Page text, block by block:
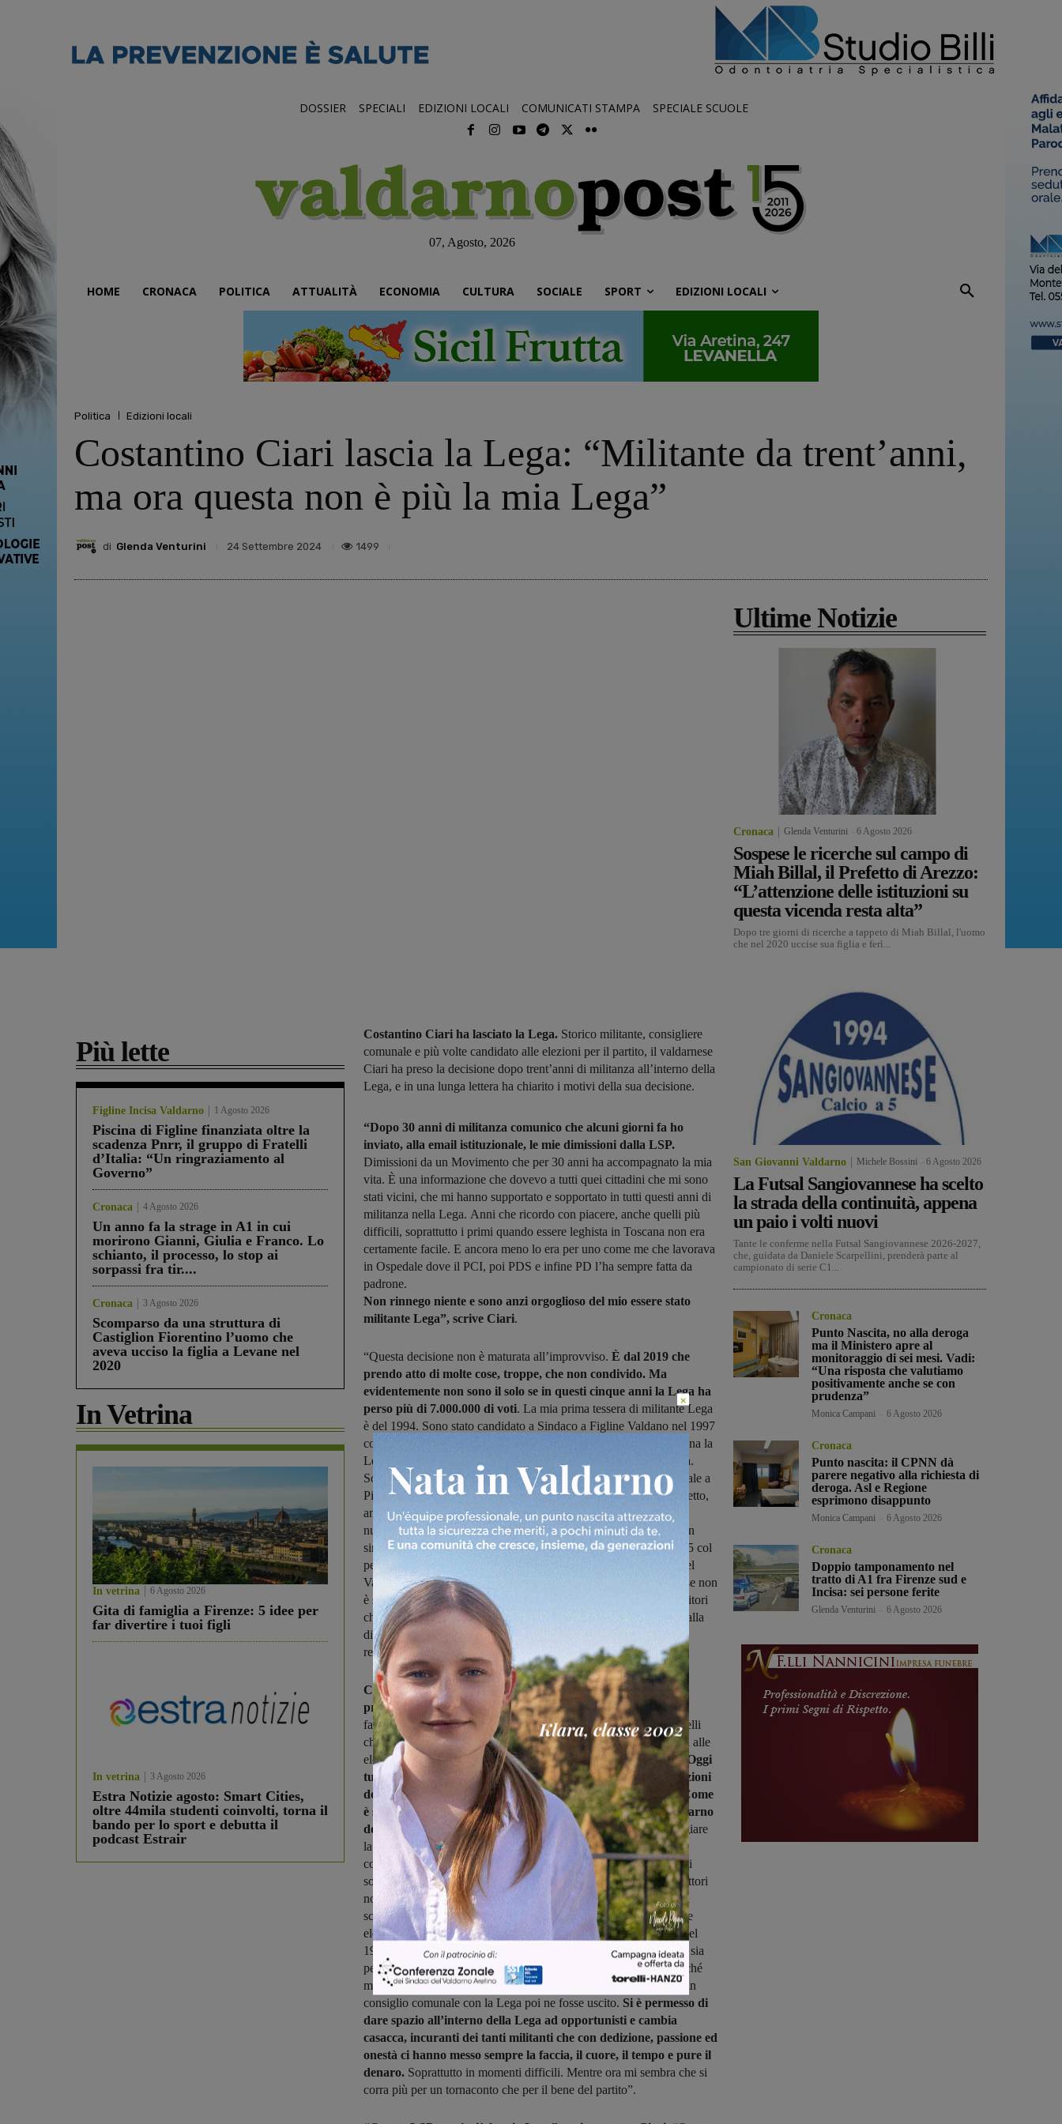
DOSSIER SPECIALI EDIZIONI LOCALI COMUNICATI STAMPA SPECIALE SCUOLE
07, Agosto, 2026
HOME CRONACA POLITICA ATTUALITÀ ECONOMIA CULTURA SOCIALE SPORT EDIZIONI LOCALI
Politica Edizioni locali
Costantino Ciari lascia la Lega: “Militante da trent’anni,
ma ora questa non è più la mia Lega”
di Glenda Venturini 24 Settembre 2024 1499
Più lette
Figline Incisa Valdarno 1 Agosto 2026
Piscina di Figline finanziata oltre la
scadenza Pnrr, il gruppo di Fratelli
d’Italia: “Un ringraziamento al
Governo”
Cronaca 4 Agosto 2026
Un anno fa la strage in A1 in cui
morirono Gianni, Giulia e Franco. Lo
schianto, il processo, lo stop ai
sorpassi fra tir....
Cronaca 3 Agosto 2026
Scomparso da una struttura di
Castiglion Fiorentino l’uomo che
aveva ucciso la figlia a Levane nel
2020
In Vetrina
In vetrina 6 Agosto 2026
Gita di famiglia a Firenze: 5 idee per
far divertire i tuoi figli
In vetrina 3 Agosto 2026
Estra Notizie agosto: Smart Cities,
oltre 44mila studenti coinvolti, torna il
bando per lo sport e debutta il
podcast Estrair
Costantino Ciari ha lasciato la Lega. Storico militante, consigliere
comunale e più volte candidato alle elezioni per il partito, il valdarnese
Ciari ha preso la decisione dopo trent’anni di militanza all’interno della
Lega, e in una lunga lettera ha chiarito i motivi della sua decisione.
“Dopo 30 anni di militanza comunico che alcuni giorni fa ho
inviato, alla email istituzionale, le mie dimissioni dalla LSP.
Dimissioni da un Movimento che per 30 anni ha accompagnato la mia
vita. È una informazione che dovevo a tutti quei cittadini che mi sono
stati vicini, che mi hanno supportato e sopportato in tutti questi anni di
militanza nella Lega. Anni che ricordo con piacere, anche quelli più
difficili, soprattutto i primi quando essere leghista in Toscana non era
certamente facile. E ancora meno lo era per uno come me che lavorava
in Ospedale dove il PCI, poi PDS e infine PD l’ha sempre fatta da
padrone.
Non rinnego niente e sono anzi orgoglioso del mio essere stato
militante Lega”, scrive Ciari.
“Questa decisione non è maturata all’improvviso. È dal 2019 che
prendo atto di molte cose, troppe, che non condivido. Ma
evidentemente non sono il solo se in questi cinque anni la Lega ha
perso più di 7.000.000 di voti. La mia prima tessera di militante Lega
è del 1994. Sono stato candidato a Sindaco a Figline Valdano nel 1997
con il risultato stratosferico, per allora, del 2,6%; quando in Toscana la
Lega Nord di Umberto Bossi prendeva percentuali dello 0 virgola.
Sono stato nel 2009 candidato a Sindaco e poi consigliere comunale a
Pian di Scò (AR) periodo che ricordo con grande nostalgia ed affetto,
anche per i numerosi attestati di stima e simpatia che ancora oggi
numerosi cittadini nutrono nei miei confronti e che io ricambio con
sincerità. E poi c’è stata la mia candidatura alle Regionali del 2015 col
per me strepitoso risultato di essere stato il candidato più votato del
Valdarno Aretino e Fiorentino, con oltre 4000 preferenze (anche se non
è scattata l’elezione). Ecco voglio dire a tutti questi amici e sostenitori
che nulla cambia con tutti voi, essendo le mie perplessità relative alla
direzione generale della Segreteria e alla direzione dei vertici
regionali”.
Ciari poi prosegue spiegando i motivi che lo hanno spinto a
prendere questa decisione:“Nella Lega, nella vecchia Lega, si
facevano tante riunioni con militanti e sostenitori per ascoltare quelli
che erano le priorità e i problemi del territorio. E anche i candidati alle
elezioni comunali, soprattutto, venivano scelti sul e dal territorio.Oggi
tutto è calato dall’alto, anche contro quelle che sono le indicazioni
dei militanti del territorio con risultati elettorali deprimenti. Come
è successo alle elezioni amministrative di Figline e Incisa Valdarno
del 2024: i vertici Regionali e provinciali hanno deciso di appoggiare
la candidatura Pittori andando contro la volontà dei consiglieri
comunali della Lega (Ciari e Gonnelli) i quali, chiaramente, non si
sono ricandidati. E così la Lega ha perso le elezioni: sia perché Pittori
non è stato eletto Sindaco sia perché la Lega ha subito una sonora
sconfitta passando dal 20% del 2019 all’1,8% e nessun consigliere
eletto. Percentuale quella dell’1,8% addirittura inferiore a quella del
1997 che era del 2,6%. Tutto ciò in passato non sarebbe successo sia
perché i candidati venivano scelti dal e sul territorio ed anche perché
mai e poi mai il partito di Bossi avrebbe sostenuto uno che eletto in
consiglio comunale con la Lega poi ne fosse uscito. Si è permesso di
dare spazio all’interno della Lega ad opportunisti e cambia
casacca, incuranti dei tanti militanti che con dedizione, passione ed
onestà ci hanno messo sempre la faccia, il cuore, il tempo e pure il
denaro. Soprattutto in momenti difficili. Mentre ora mi sembra che si
corra più per un tornaconto che per il bene del partito”.
Ultime Notizie
Cronaca Glenda Venturini 6 Agosto 2026
Sospese le ricerche sul campo di
Miah Billal, il Prefetto di Arezzo:
“L’attenzione delle istituzioni su
questa vicenda resta alta”
Dopo tre giorni di ricerche a tappeto di Miah Billal, l'uomo
che nel 2020 uccise sua figlia e ferì...
San Giovanni Valdarno Michele Bossini 6 Agosto 2026
La Futsal Sangiovannese ha scelto
la strada della continuità, appena
un paio i volti nuovi
Tante le conferme nella Futsal Sangiovannese 2026-2027,
che, guidata da Daniele Scarpellini, prenderà parte al
campionato di serie C1...
Cronaca
Punto Nascita, no alla deroga
ma il Ministero apre al
monitoraggio di sei mesi. Vadi:
“Una risposta che valutiamo
positivamente anche se con
prudenza”
Monica Campani 6 Agosto 2026
Cronaca
Punto nascita: il CPNN dà
parere negativo alla richiesta di
deroga. Asl e Regione
esprimono disappunto
Monica Campani 6 Agosto 2026
Cronaca
Doppio tamponamento nel
tratto di A1 fra Firenze sud e
Incisa: sei persone ferite
Glenda Venturini 6 Agosto 2026
×